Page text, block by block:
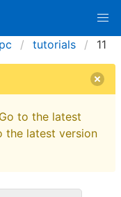
tutorials 11
to the latest
the latest version